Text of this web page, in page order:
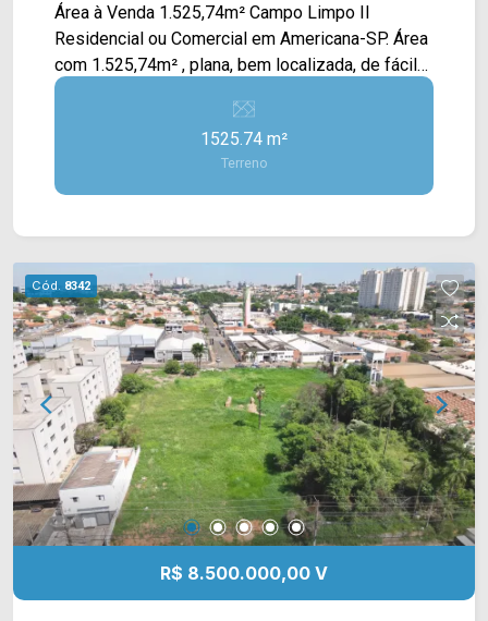
Área à Venda 1.525,74m² Campo Limpo II
Residencial ou Comercial em Americana-SP. Área
com 1.525,74m² , plana, bem localizada, de fácil
acesso a Rodovia Anhanguera, saída para Nova
Odessa, Campinas , e 10 minutos do aeroporto
municipal de Americana e da Rodovia Luis de
equipe de vendas e agende a sua visita!!
1525.74 m²
Terreno
Cód. 8342
R$ 8.500.000,00 V